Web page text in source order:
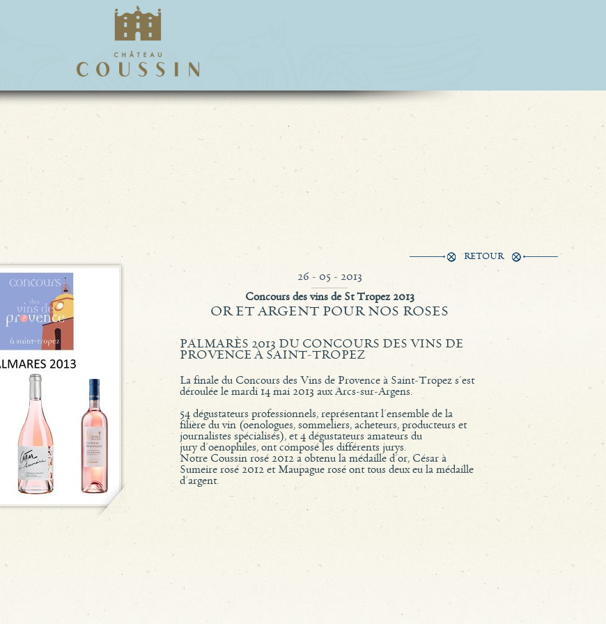
RETOUR
26 - 05 - 2013
Concours des vins de St Tropez 2013
OR ET ARGENT POUR NOS ROSES
PALMARÈS 2013 DU CONCOURS DES VINS DE
PROVENCE À SAINT-TROPEZ
La finale du Concours des Vins de Provence à Saint-Tropez s'est
déroulée le mardi 14 mai 2013 aux Arcs-sur-Argens.
54 dégustateurs professionnels, représentant l'ensemble de la
filière du vin (oenologues, sommeliers, acheteurs, producteurs et
journalistes spécialisés), et 4 dégustateurs amateurs du
jury d'oenophiles, ont composé les différents jurys.
Notre Coussin rosé 2012 a obtenu la médaille d'or, César à
Sumeire rosé 2012 et Maupague rosé ont tous deux eu la médaille
d'argent.